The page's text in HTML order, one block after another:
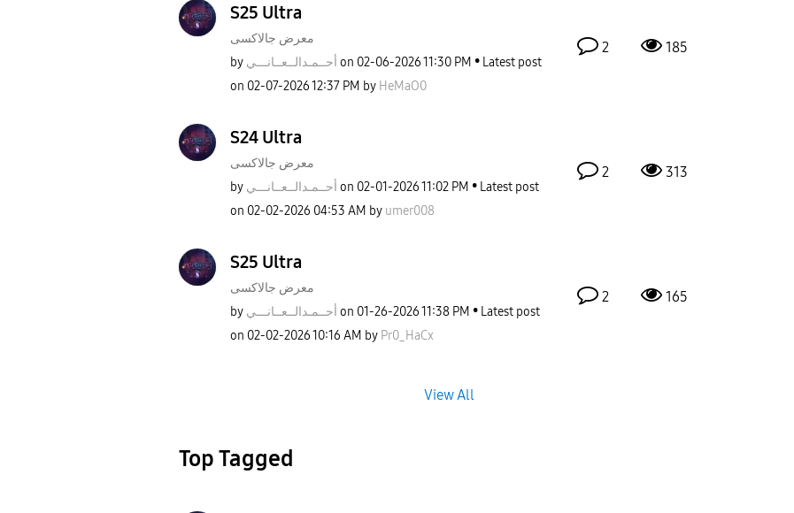
S25 Ultra
معرض جالاكسى
by
أحــمـدالــعــانـــي on ‎02-06-202611:30 PM
Latest post
on ‎02-07-202612:37 PM by HeMaO0
2 185
S24 Ultra
معرض جالاكسى
by
أحــمـدالــعــانـــي on ‎02-01-202611:02 PM
Latest post
on ‎02-02-2026 04:53 AM by umer008
2 313
S25 Ultra
معرض جالاكسى
by
أحــمـدالــعــانـــي on ‎01-26-202611:38 PM
Latest post
on ‎02-02-202610:16 AM by Pr0_HaCx
2 165
View All
Top Tagged